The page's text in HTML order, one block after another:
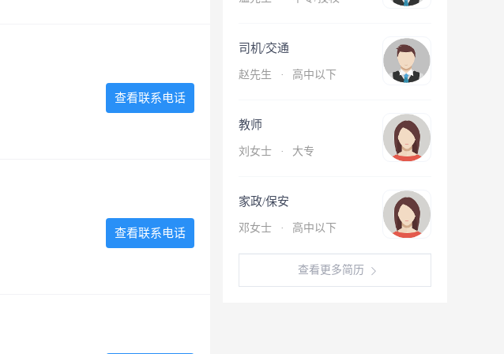
司机/交通
赵先生 · 高中以下
教师
刘女士 · 大专
家政/保安
邓女士 · 高中以下
查看更多简历
查看联系电话
查看联系电话